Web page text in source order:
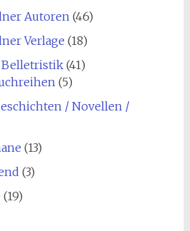
Autoren(46)
Verlage (18)
Belletristik(41)
(5)
/ Novellen /
(13)
(3)
(19)